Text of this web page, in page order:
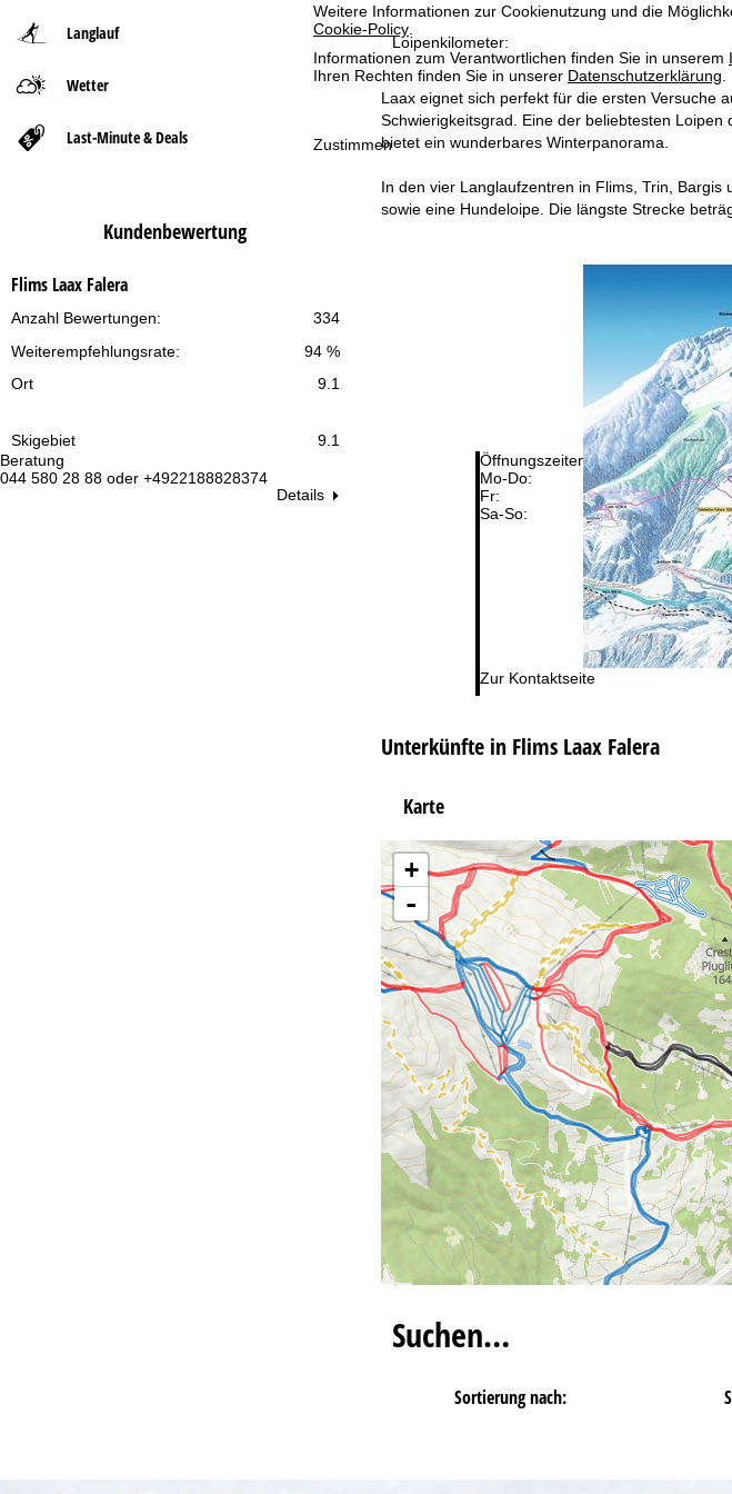
Weitere Informationen zur Cookienutzung und die
Cookie-Policy
Informationen zum Verantwortlichen finden Sie in unserem
Ihren Rechten finden Sie in unserer Datenschutzerklärung
Zustimmen
Beratung
044 580 28 88 oder +4922188828374
Öffnungszeiten
Mo-Do:
09:00-17:00
Fr:
09:00-15:00
Sa-So:
Zur Kontaktseite
Langlauf
Wetter
Last-Minute & Deals
Kundenbewertung
Flims Laax Falera
334
Anzahl Bewertungen:
94 %
Weiterempfehlungsrate:
Ort
9.1
Skigebiet 9.1
Details
t
s
e
Loipenkilometer:
Laax eignet sich perfekt für die ersten Versuche
Schwierigkeitsgrad. Eine der beliebtesten
bietet ein wunderbares Winterpanorama.
In den vier Langlaufzentren in Flims, Trin,
sowie eine Hundeloipe. Die längste Strecke
Unterkünfte in Flims Laax Falera
Karte
+
-
Suchen…
Sortierung nach: